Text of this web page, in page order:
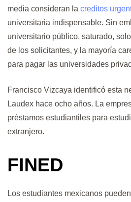
media consideran la creditos
universitaria indispensable. Sin
universitario público, saturado,
de los solicitantes, y la mayoría
para pagar las universidades
Francisco Vizcaya identificó esta
Laudex hace ocho años. La
préstamos estudiantiles para
extranjero.
FINED
Los estudiantes mexicanos